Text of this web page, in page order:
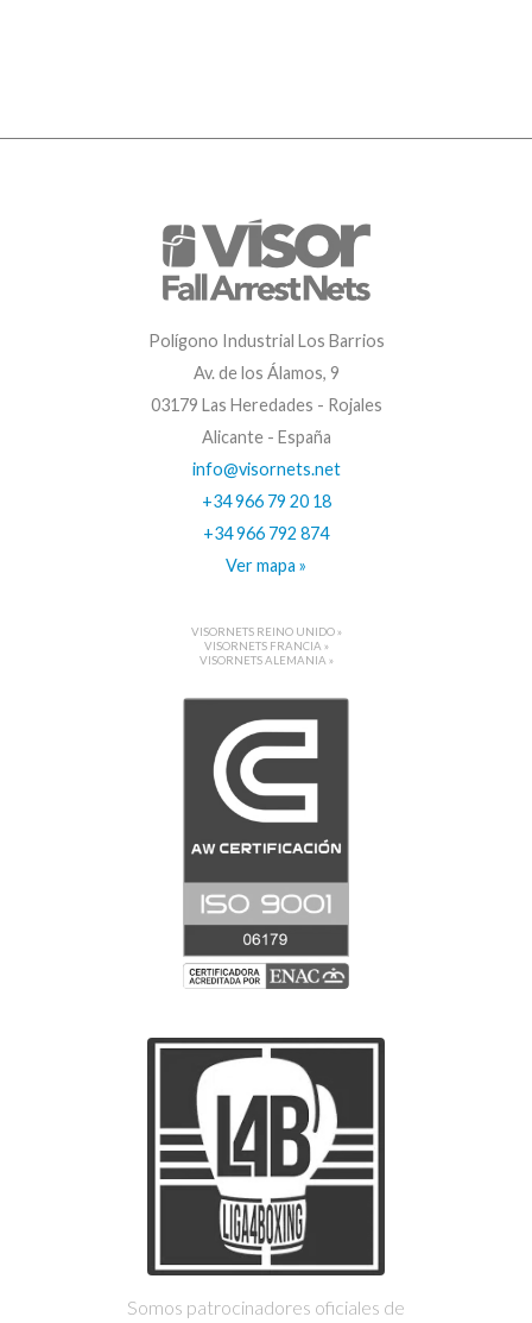
Polígono Industrial Los Barrios
Av. de los Álamos, 9
03179 Las Heredades - Rojales
Alicante - España
info@visornets.net
+34 966 79 20 18
+34 966 792 874
Ver mapa »
VISORNETS REINO UNIDO »
VISORNETS FRANCIA »
VISORNETS ALEMANIA »
Somos patrocinadores oficiales de